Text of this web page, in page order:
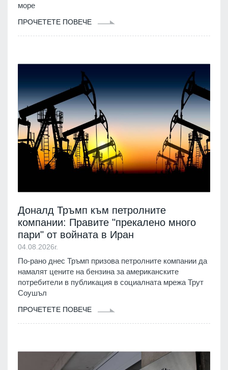
море
ПРОЧЕТЕТЕ ПОВЕЧЕ
Доналд Тръмп към петролните
компании: Правите "прекалено много
пари" от войната в Иран
04.08.2026г.
По-рано днес Тръмп призова петролните компании да
намалят цените на бензина за американските
потребители в публикация в социалната мрежа Трут
Соушъл
ПРОЧЕТЕТЕ ПОВЕЧЕ